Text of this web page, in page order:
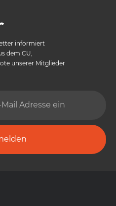
informiert
dem CU,
unserer Mitglieder